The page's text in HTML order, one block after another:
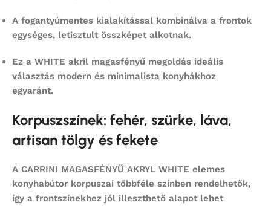
A fogantyúmentes kialakítással kombinálva a frontok
egységes, letisztult összképet alkotnak.
Ez a WHITE akril magasfényű megoldás ideális
választás modern és minimalista konyhákhoz
egyaránt.
Korpuszszínek: fehér, szürke, láva,
artisan tölgy és fekete
A CARRINI MAGASFÉNYŰ AKRYL WHITE elemes
konyhabútor korpuszai többféle színben rendelhetők,
így a frontszínekhez jól illeszthető alapot lehet